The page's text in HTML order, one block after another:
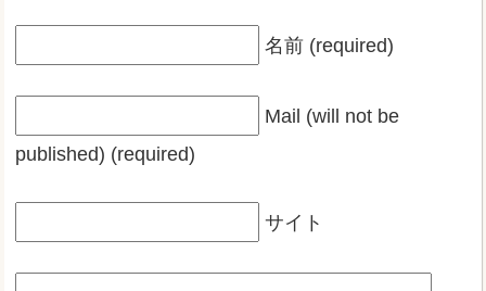
名前 (required)
Mail (will not be
published) (required)
サイト